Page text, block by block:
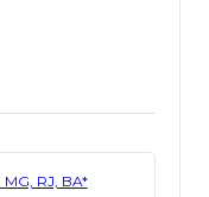
RJ, BA*